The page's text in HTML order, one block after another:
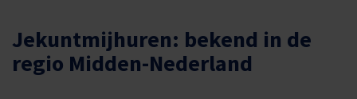
Jekuntmijhuren: bekend in de
regio Midden-Nederland